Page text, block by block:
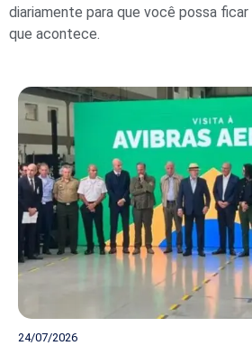
diariamente para que você possa
que acontece.
24/07/2026